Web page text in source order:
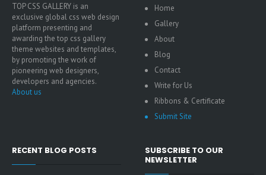
TOP CSS GALLERY is an
exclusive global css web design
platform presenting and
awarding the top css gallery
theme websites and templates,
by promoting the work of
pioneering web designers,
developers and agencies.
About us
Home
Gallery
About
Blog
Contact
Write for Us
Ribbons & Certificate
Submit Site
RECENT BLOG POSTS
SUBSCRIBE TO OUR
NEWSLETTER